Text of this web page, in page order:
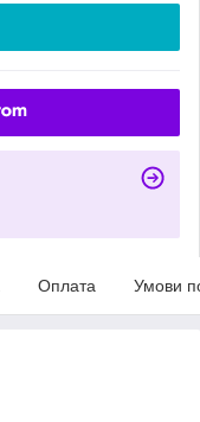
Оплата Умови